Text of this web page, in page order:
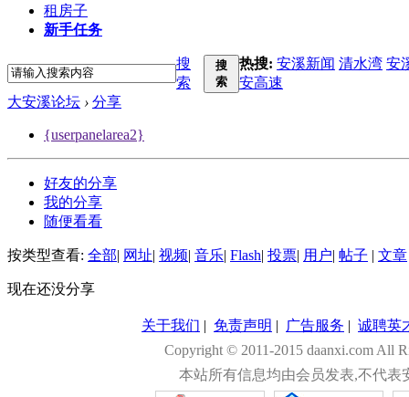
租房子
新手任务
搜
索
搜
索
热搜: 安溪新闻 清水湾 安
安高速
大安溪论坛 › 分享
{userpanelarea2}
好友的分享
我的分享
随便看看
按类型查看: 全部| 网址| 视频| 音乐| Flash| 投票| 用户| 帖子 | 文章
现在还没分享
关于我们 | 免责声明 | 广告服务 | 诚聘英
Copyright © 2011-2015 daanxi.com All
本站所有信息均由会员发表,不代